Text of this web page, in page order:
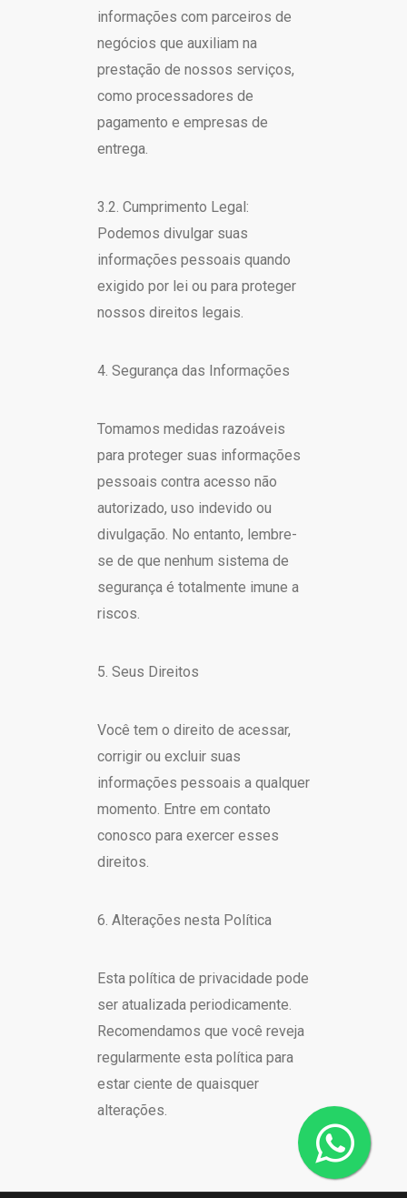
informações com parceiros de
negócios que auxiliam na
prestação de nossos serviços,
como processadores de
pagamento e empresas de
entrega.
3.2. Cumprimento Legal:
Podemos divulgar suas
informações pessoais quando
exigido por lei ou para proteger
nossos direitos legais.
4. Segurança das Informações
Tomamos medidas razoáveis
para proteger suas informações
pessoais contra acesso não
autorizado, uso indevido ou
divulgação. No entanto, lembre-
se de que nenhum sistema de
segurança é totalmente imune a
riscos.
5. Seus Direitos
Você tem o direito de acessar,
corrigir ou excluir suas
informações pessoais a qualquer
momento. Entre em contato
conosco para exercer esses
direitos.
6. Alterações nesta Política
Esta política de privacidade pode
ser atualizada periodicamente.
Recomendamos que você reveja
regularmente esta política para
estar ciente de quaisquer
alterações.